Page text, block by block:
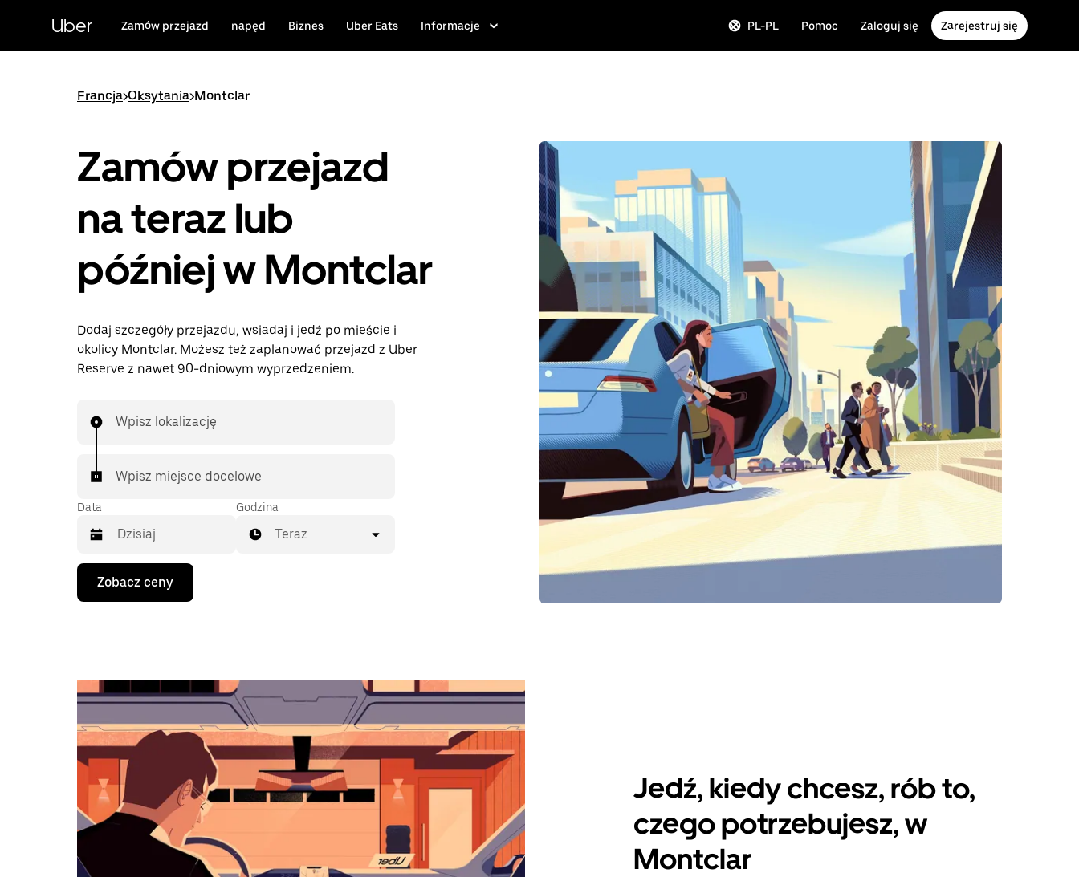
zawartości
Uber Zamów przejazd napęd Biznes Uber Eats Informacje PL-PL Pomoc Zaloguj się Zarejestruj się
Francja>Oksytania>Montclar
Zamów przejazd
na teraz lub
później w Montclar
Dodaj szczegóły przejazdu, wsiadaj i jedź po mieście i
okolicy Montclar. Możesz też zaplanować przejazd z Uber
Reserve z nawet 90-dniowym wyprzedzeniem.
Wpisz lokalizację
Wpisz miejsce docelowe
Data
Naciśnij
klawisz
strzałki
i wybrać
datę.
klawisz
„Escape”,
aby
zamknąć
kalendarz.
Godzina
Teraz
Zobacz ceny
Jedź, kiedy chcesz, rób to,
czego potrzebujesz, w
Montclar